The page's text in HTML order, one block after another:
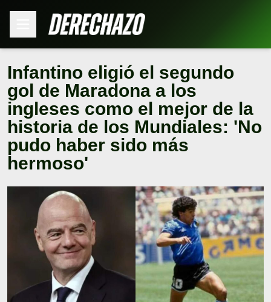
Infantino eligió el segundo
gol de Maradona a los
ingleses como el mejor de la
historia de los Mundiales: 'No
pudo haber sido más
hermoso'